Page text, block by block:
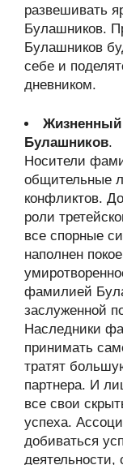
развешивать
Булашников.
Булашников
себе и
дневником.
Булашников.
Носители
общительные
конфликтов.
роли
все спорные
наполнен
фамилией
заслуженной
Наследники
принимать
тратят
партнера. И
все свои
успеха.
добиваться
деятельности,